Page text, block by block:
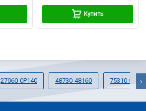
Купить
27060-0P140 48730-48160 75310-06010
›